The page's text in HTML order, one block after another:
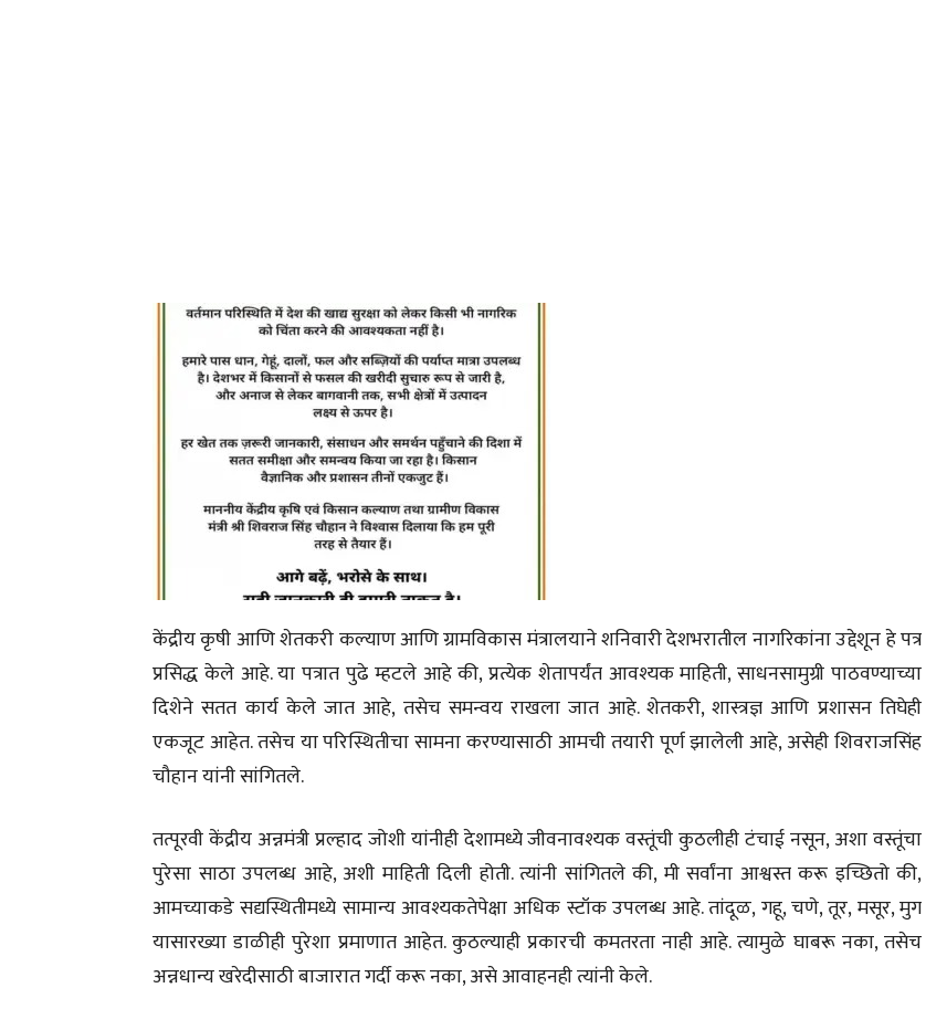
केंद्रीय कृषी आणि शेतकरी कल्याण आणि ग्रामविकास मंत्रालयाने शनिवारी देशभरातील नागरिकांना उद्देशून हे पत्र
प्रसिद्ध केले आहे. या पत्रात पुढे म्हटले आहे की, प्रत्येक शेतापर्यंत आवश्यक माहिती, साधनसामुग्री पाठवण्याच्या
दिशेने सतत कार्य केले जात आहे, तसेच समन्वय राखला जात आहे. शेतकरी, शास्त्रज्ञ आणि प्रशासन तिघेही
एकजूट आहेत. तसेच या परिस्थितीचा सामना करण्यासाठी आमची तयारी पूर्ण झालेली आहे, असेही शिवराजसिंह
चौहान यांनी सांगितले.
तत्पूरवी केंद्रीय अन्नमंत्री प्रल्हाद जोशी यांनीही देशामध्ये जीवनावश्यक वस्तूंची कुठलीही टंचाई नसून, अशा वस्तूंचा
पुरेसा साठा उपलब्ध आहे, अशी माहिती दिली होती. त्यांनी सांगितले की, मी सर्वांना आश्वस्त करू इच्छितो की,
आमच्याकडे सद्यस्थितीमध्ये सामान्य आवश्यकतेपेक्षा अधिक स्टॉक उपलब्ध आहे. तांदूळ, गहू, चणे, तूर, मसूर, मुग
यासारख्या डाळीही पुरेशा प्रमाणात आहेत. कुठल्याही प्रकारची कमतरता नाही आहे. त्यामुळे घाबरू नका, तसेच
अन्नधान्य खरेदीसाठी बाजारात गर्दी करू नका, असे आवाहनही त्यांनी केले.